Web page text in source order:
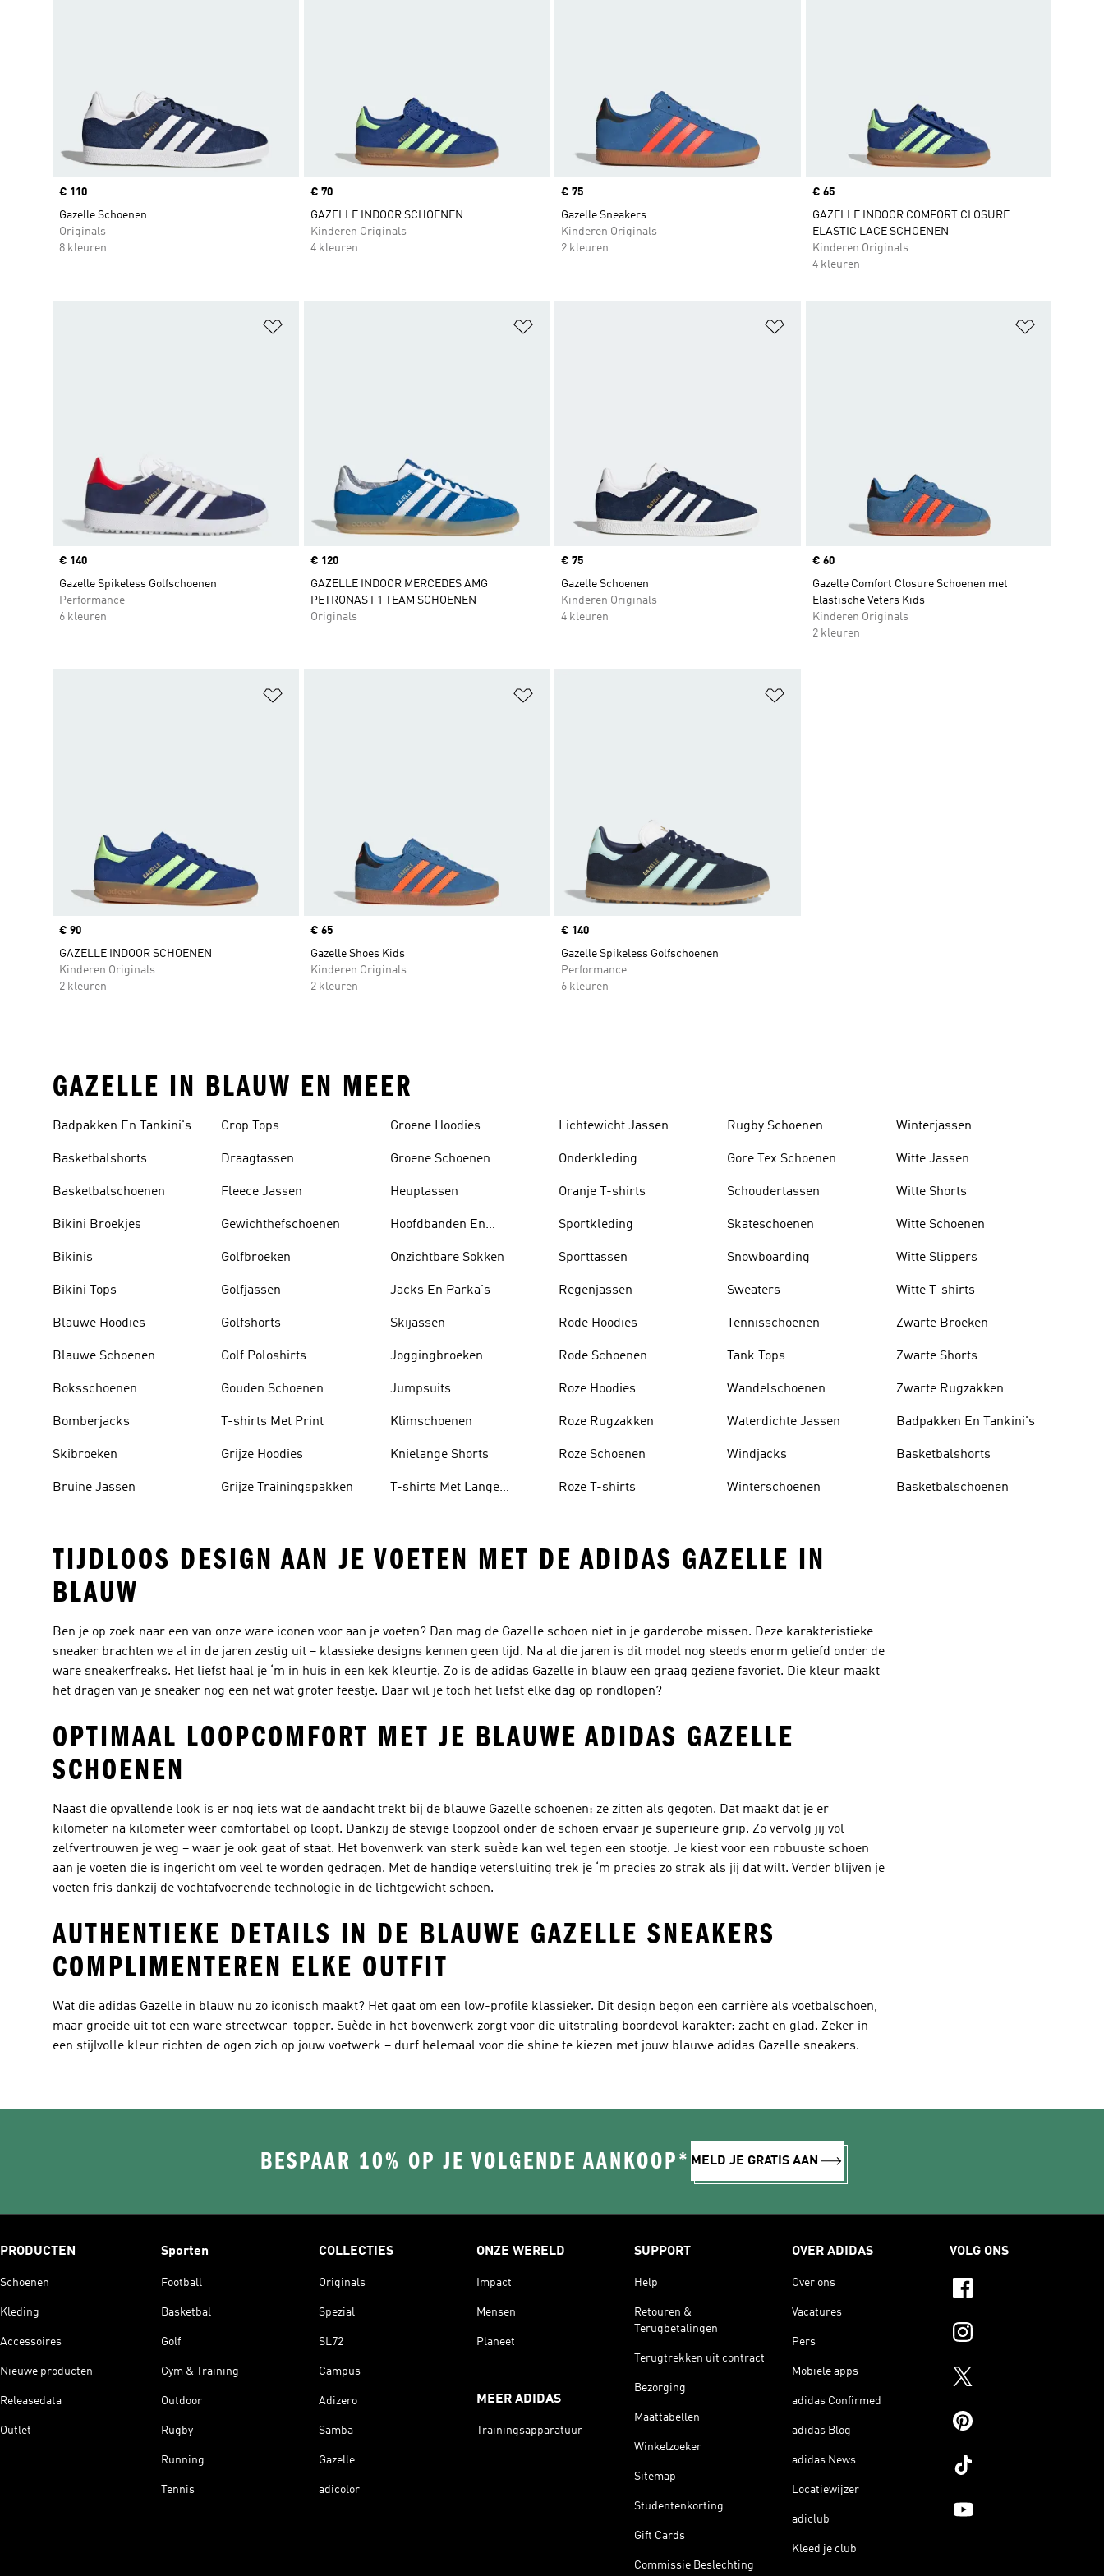
Price
€ 110
Gazelle Schoenen
Originals
8 kleuren
Price
€ 70
GAZELLE INDOOR SCHOENEN
Kinderen Originals
4 kleuren
Price
€ 75
Gazelle Sneakers
Kinderen Originals
2 kleuren
Price
€ 65
GAZELLE INDOOR COMFORT CLOSURE
ELASTIC LACE SCHOENEN
Kinderen Originals
4 kleuren
Price
€ 140
Gazelle Spikeless Golfschoenen
Performance
6 kleuren
Price
€ 120
GAZELLE INDOOR MERCEDES AMG
PETRONAS F1 TEAM SCHOENEN
Originals
Price
€ 75
Gazelle Schoenen
Kinderen Originals
4 kleuren
Price
€ 60
Gazelle Comfort Closure Schoenen met
Elastische Veters Kids
Kinderen Originals
2 kleuren
Price
€ 90
GAZELLE INDOOR SCHOENEN
Kinderen Originals
2 kleuren
Price
€ 65
Gazelle Shoes Kids
Kinderen Originals
2 kleuren
Price
€ 140
Gazelle Spikeless Golfschoenen
Performance
6 kleuren
GAZELLE IN BLAUW EN MEER
Badpakken En Tankini's
Basketbalshorts
Basketbalschoenen
Bikini Broekjes
Bikinis
Bikini Tops
Blauwe Hoodies
Blauwe Schoenen
Boksschoenen
Bomberjacks
Skibroeken
Bruine Jassen
Crop Tops
Draagtassen
Fleece Jassen
Gewichthefschoenen
Golfbroeken
Golfjassen
Golfshorts
Golf Poloshirts
Gouden Schoenen
T-shirts Met Print
Grijze Hoodies
Grijze Trainingspakken
Groene Hoodies
Groene Schoenen
Heuptassen
Hoofdbanden En
Onzichtbare Sokken
Jacks En Parka's
Skijassen
Joggingbroeken
Jumpsuits
Klimschoenen
Knielange Shorts
T-shirts Met Lange
Lichtewicht Jassen
Onderkleding
Oranje T-shirts
Sportkleding
Sporttassen
Regenjassen
Rode Hoodies
Rode Schoenen
Roze Hoodies
Roze Rugzakken
Roze Schoenen
Roze T-shirts
Rugby Schoenen
Gore Tex Schoenen
Schoudertassen
Skateschoenen
Snowboarding
Sweaters
Tennisschoenen
Tank Tops
Wandelschoenen
Waterdichte Jassen
Windjacks
Winterschoenen
Winterjassen
Witte Jassen
Witte Shorts
Witte Schoenen
Witte Slippers
Witte T-shirts
Zwarte Broeken
Zwarte Shorts
Zwarte Rugzakken
Badpakken En Tankini's
Basketbalshorts
Basketbalschoenen
TIJDLOOS DESIGN AAN JE VOETEN MET DE ADIDAS GAZELLE IN
BLAUW
Ben je op zoek naar een van onze ware iconen voor aan je voeten? Dan mag de Gazelle schoen niet in je garderobe missen. Deze karakteristieke
sneaker brachten we al in de jaren zestig uit – klassieke designs kennen geen tijd. Na al die jaren is dit model nog steeds enorm geliefd onder de
ware sneakerfreaks. Het liefst haal je ‘m in huis in een kek kleurtje. Zo is de adidas Gazelle in blauw een graag geziene favoriet. Die kleur maakt
het dragen van je sneaker nog een net wat groter feestje. Daar wil je toch het liefst elke dag op rondlopen?
OPTIMAAL LOOPCOMFORT MET JE BLAUWE ADIDAS GAZELLE
SCHOENEN
Naast die opvallende look is er nog iets wat de aandacht trekt bij de blauwe Gazelle schoenen: ze zitten als gegoten. Dat maakt dat je er
kilometer na kilometer weer comfortabel op loopt. Dankzij de stevige loopzool onder de schoen ervaar je superieure grip. Zo vervolg jij vol
zelfvertrouwen je weg – waar je ook gaat of staat. Het bovenwerk van sterk suède kan wel tegen een stootje. Je kiest voor een robuuste schoen
aan je voeten die is ingericht om veel te worden gedragen. Met de handige vetersluiting trek je ‘m precies zo strak als jij dat wilt. Verder blijven je
voeten fris dankzij de vochtafvoerende technologie in de lichtgewicht schoen.
AUTHENTIEKE DETAILS IN DE BLAUWE GAZELLE SNEAKERS
COMPLIMENTEREN ELKE OUTFIT
Wat die adidas Gazelle in blauw nu zo iconisch maakt? Het gaat om een low-profile klassieker. Dit design begon een carrière als voetbalschoen,
maar groeide uit tot een ware streetwear-topper. Suède in het bovenwerk zorgt voor die uitstraling boordevol karakter: zacht en glad. Zeker in
een stijlvolle kleur richten de ogen zich op jouw voetwerk – durf helemaal voor die shine te kiezen met jouw blauwe adidas Gazelle sneakers.
BESPAAR 10% OP JE VOLGENDE AANKOOP* MELD JE GRATIS AAN
PRODUCTEN
Schoenen
Kleding
Accessoires
Nieuwe producten
Releasedata
Outlet
Sporten
Football
Basketbal
Golf
Gym & Training
Outdoor
Rugby
Running
Tennis
COLLECTIES
Originals
Spezial
SL72
Campus
Adizero
Samba
Gazelle
adicolor
ONZE WERELD
Impact
Mensen
Planeet
MEER ADIDAS
Trainingsapparatuur
SUPPORT
Help
Retouren &
Terugbetalingen
Terugtrekken uit contract
Bezorging
Maattabellen
Winkelzoeker
Sitemap
Studentenkorting
Gift Cards
Commissie Beslechting
OVER ADIDAS
Over ons
Vacatures
Pers
Mobiele apps
adidas Confirmed
adidas Blog
adidas News
Locatiewijzer
adiclub
Kleed je club
VOLG ONS